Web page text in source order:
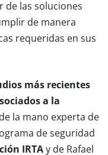
de las soluciones
de manera
requeridas en sus
más recientes
a la
la mano experta de
de seguridad
IRTA y de Rafael